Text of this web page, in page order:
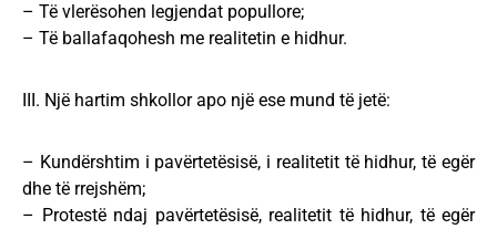
– Të vlerësohen legjendat popullore;
– Të ballafaqohesh me realitetin e hidhur.
III. Një hartim shkollor apo një ese mund të jetë:
– Kundërshtim i pavërtetësisë, i realitetit të hidhur, të egër
dhe të rrejshëm;
– Protestë ndaj pavërtetësisë, realitetit të hidhur, të egër